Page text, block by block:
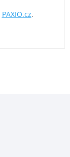
PAXIO.cz.